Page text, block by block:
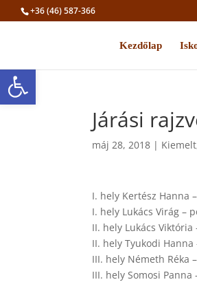
Eszköztár megnyitása
+36 (46) 587-366
Kezdőlap
Járási
máj 28, 2018 | Kiemelt
I. hely Kertész Hanna
I. hely Lukács Virág –
II. hely Lukács
II. hely Tyukodi
III. hely Németh Réka
III. hely Somosi